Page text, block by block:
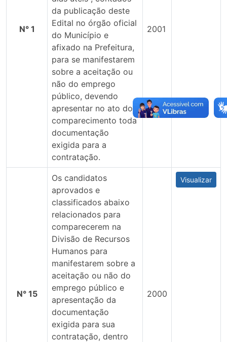
N° 1
da publicação deste
Edital no órgão oficial
do Município e
afixado na Prefeitura,
para se manifestarem
sobre a aceitação ou
não do emprego
público, devendo
apresentar no ato do
comparecimento toda
documentação
exigida para a
contratação.
2001
N° 15
Os candidatos
aprovados e
classificados abaixo
relacionados para
comparecerem na
Divisão de Recursos
Humanos para
manifestarem sobre a
aceitação ou não do
emprego público e
apresentação da
documentação
exigida para sua
contratação, dentro
2000
Visualizar